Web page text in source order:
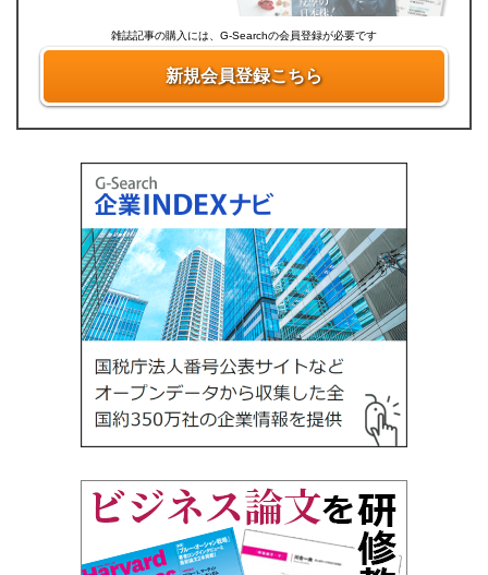
雑誌記事の購入には、G-Searchの会員登録が必要です
新規会員登録こちら